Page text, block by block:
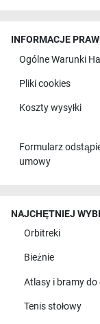
INFORMACJE
Ogólne Warunki
Pliki cookies
Koszty wysyłki
Formularz
umowy
NAJCHĘTNIEJ
Orbitreki
Bieżnie
Atlasy i bramy do
Tenis stołowy